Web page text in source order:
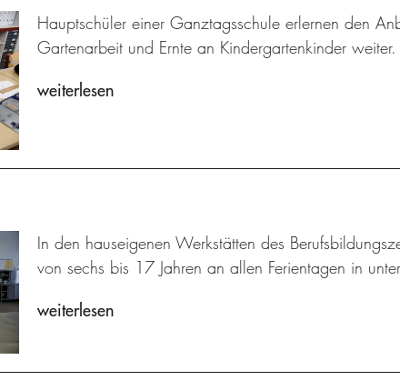
Hauptschüler einer Ganztagsschule erlernen den
Gartenarbeit und Ernte an Kindergartenkinder weiter.
weiterlesen
In den hauseigenen Werkstätten des
von sechs bis 17 Jahren an allen Ferientagen in
weiterlesen